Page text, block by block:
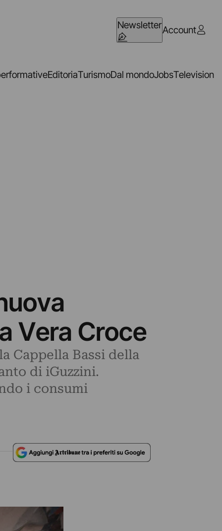
NewsletterAccount
EditoriaTurismoDal mondoJobsTelevision
Vera Croce
Cappella Bassi della
di iGuzzini.
i consumi